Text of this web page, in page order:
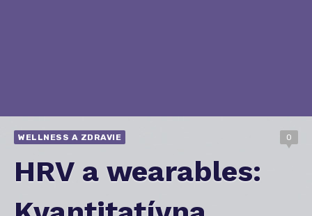
WELLNESS A ZDRAVIE 0
HRV a wearables: